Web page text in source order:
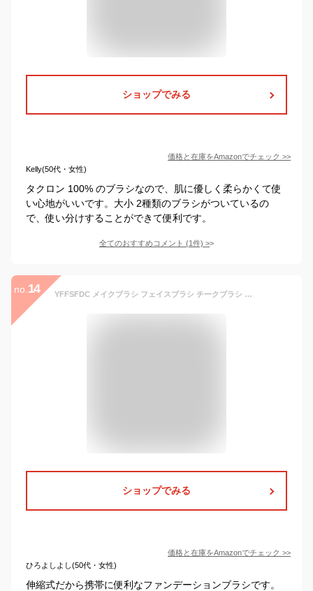
ショップでみる
価格と在庫をAmazonでチェック >>
Kelly(50代・女性)
タクロン 100% のブラシなので、肌に優しく柔らかくて使
い心地がいいです。大小 2種類のブラシがついているの
で、使い分けすることができて便利です。
全てのおすすめコメント (1件) >
no. 14 YFFSFDC メイクブラシ フェイスブラシ チークブラシ 伸縮式 化粧筆 ファンデーションブラシ 多機能 携帯便利 パウダーブラシ（角刈り）
ショップでみる
価格と在庫をAmazonでチェック >>
ひろよしよし(50代・女性)
伸縮式だから携帯に便利なファンデーションブラシです。